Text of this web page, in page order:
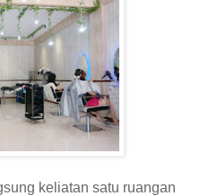
keliatan satu ruangan